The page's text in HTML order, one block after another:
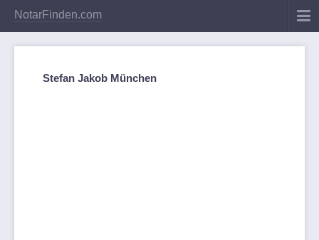
NotarFinden.com
Stefan Jakob München